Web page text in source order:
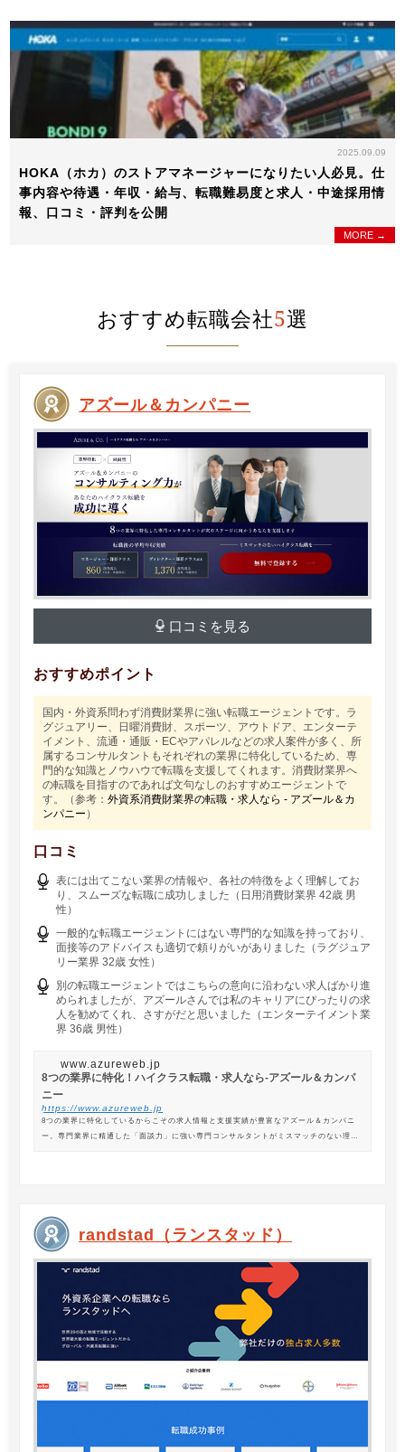
2025.09.09
HOKA（ホカ）のストアマネージャーになりたい人必見。仕
事内容や待遇・年収・給与、転職難易度と求人・中途採用情
報、口コミ・評判を公開
MORE →
おすすめ転職会社5選
アズール＆カンパニー
口コミを見る
おすすめポイント
国内・外資系問わず消費財業界に強い転職エージェントです。ラ
グジュアリー、日曜消費財、スポーツ、アウトドア、エンターテ
イメント、流通・通販・ECやアパレルなどの求人案件が多く、所
属するコンサルタントもそれぞれの業界に特化しているため、専
門的な知識とノウハウで転職を支援してくれます。消費財業界へ
の転職を目指すのであれば文句なしのおすすめエージェントで
す。（参考：外資系消費財業界の転職・求人なら - アズール＆カ
ンパニー ）
口コミ
表には出てこない業界の情報や、各社の特徴をよく理解してお
り、スムーズな転職に成功しました（日用消費財業界 42歳 男
性）
一般的な転職エージェントにはない専門的な知識を持っており、
面接等のアドバイスも適切で頼りがいがありました（ラグジュア
リー業界 32歳 女性）
別の転職エージェントではこちらの意向に沿わない求人ばかり進
められましたが、アズールさんでは私のキャリアにぴったりの求
人を勧めてくれ、さすがだと思いました（エンターテイメント業
界 36歳 男性）
www.azureweb.jp
8つの業界に特化！ハイクラス転職・求人なら-アズール＆カンパ
ニー
https://www.azureweb.jp
8つの業界に特化しているからこその求人情報と支援実績が豊富なアズール＆カンパニ
ー。専門業界に精通した「面談力」に強い専門コンサルタントがミスマッチのない理想
randstad（ランスタッド）